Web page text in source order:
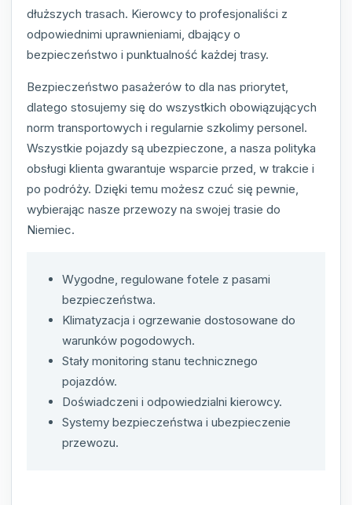
dłuższych trasach. Kierowcy to profesjonaliści z
odpowiednimi uprawnieniami, dbający o
bezpieczeństwo i punktualność każdej trasy.
Bezpieczeństwo pasażerów to dla nas priorytet,
dlatego stosujemy się do wszystkich obowiązujących
norm transportowych i regularnie szkolimy personel.
Wszystkie pojazdy są ubezpieczone, a nasza polityka
obsługi klienta gwarantuje wsparcie przed, w trakcie i
po podróży. Dzięki temu możesz czuć się pewnie,
wybierając nasze przewozy na swojej trasie do
Niemiec.
Wygodne, regulowane fotele z pasami
bezpieczeństwa.
Klimatyzacja i ogrzewanie dostosowane do
warunków pogodowych.
Stały monitoring stanu technicznego
pojazdów.
Doświadczeni i odpowiedzialni kierowcy.
Systemy bezpieczeństwa i ubezpieczenie
przewozu.